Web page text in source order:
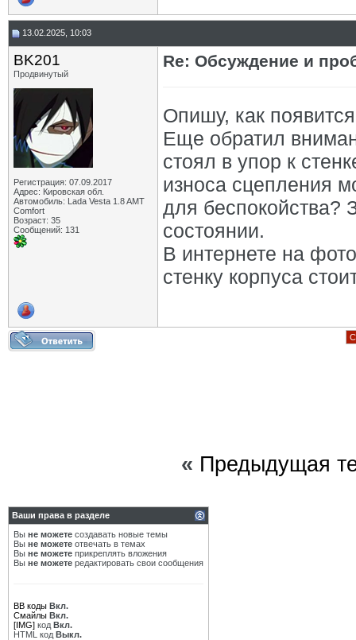
13.02.2025, 10:03
BK201
Продвинутый
Регистрация: 07.09.2017
Адрес: Кировская обл.
Автомобиль: Lada Vesta 1.8 AMT
Comfort
Возраст: 35
Сообщений: 131
Re: Обсуждение и
Опишу, как
Еще обратил
стоял в упор к
износа сцепления
для
состоянии.
В интернете на
стенку корпуса
« Предыдущая
Ваши права в разделе
Вы не можете создавать новые темы
Вы не можете отвечать в темах
Вы не можете прикреплять вложения
Вы не можете редактировать свои сообщения
BB коды Вкл.
Смайлы Вкл.
[IMG] код Вкл.
HTML код Выкл.